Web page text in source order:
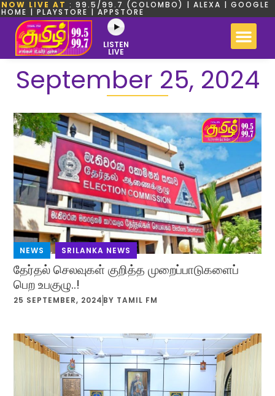
NOW LIVE AT : 99.5/99.7 (COLOMBO) | ALEXA | GOOGLE
HOME | PLAYSTORE | APPSTORE
LISTEN
LIVE
September 25, 2024
NEWS , SRILANKA NEWS
தேர்தல் செலவுகள் குறித்த முறைப்பாடுகளைப்
பெற உபகுழு..!
25 SEPTEMBER, 2024 BY TAMIL FM